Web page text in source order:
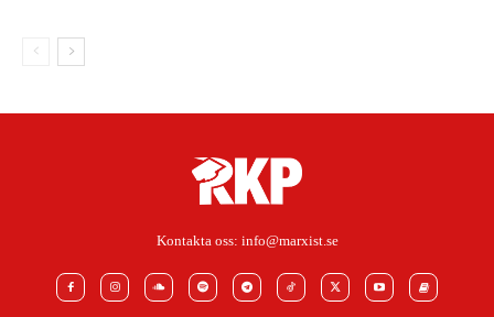
Kontakta oss: info@marxist.se